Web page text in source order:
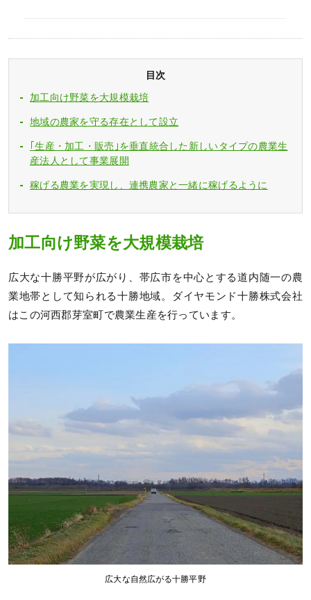
目次
加工向け野菜を大規模栽培
地域の農家を守る存在として設立
｢生産・加工・販売｣を垂直統合した新しいタイプの農業生
産法人として事業展開
稼げる農業を実現し、連携農家と一緒に稼げるように
加工向け野菜を大規模栽培
広大な十勝平野が広がり、帯広市を中心とする道内随一の農
業地帯として知られる十勝地域。ダイヤモンド十勝株式会社
はこの河西郡芽室町で農業生産を行っています。
広大な自然広がる十勝平野